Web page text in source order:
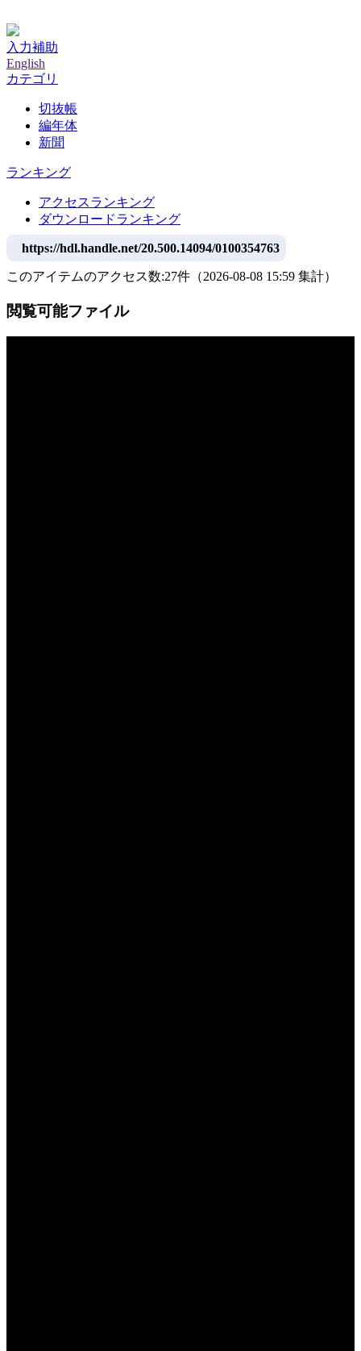
入力補助
English
カテゴリ
切抜帳
編年体
新聞
ランキング
アクセスランキング
ダウンロードランキング
https://hdl.handle.net/20.500.14094/0100354763
このアイテムのアクセス数:27件 （2026-08-08 15:59 集計）
閲覧可能ファイル